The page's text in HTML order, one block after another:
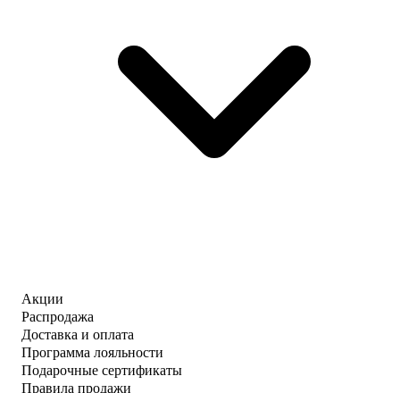
Акции
Распродажа
Доставка и оплата
Программа лояльности
Подарочные сертификаты
Правила продажи